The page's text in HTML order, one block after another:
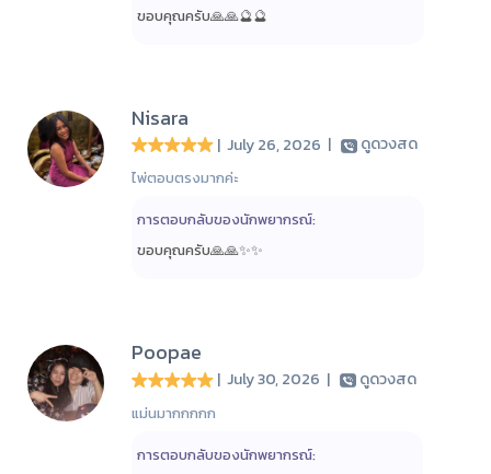
ขอบคุณครับ🙏🙏🔮🔮
Nisara
| July 26, 2026 | ดูดวงสด
ไพ่ตอบตรงมากค่ะ
การตอบกลับของนักพยากรณ์:
ขอบคุณครับ🙏🙏✨️✨️
Poopae
| July 30, 2026 | ดูดวงสด
แม่นมากกกกก
การตอบกลับของนักพยากรณ์: